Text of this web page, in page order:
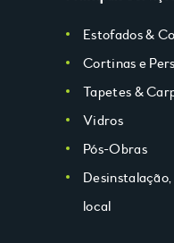
Estofados &
Cortinas e
Tapetes &
Vidros
Pós-Obras
local